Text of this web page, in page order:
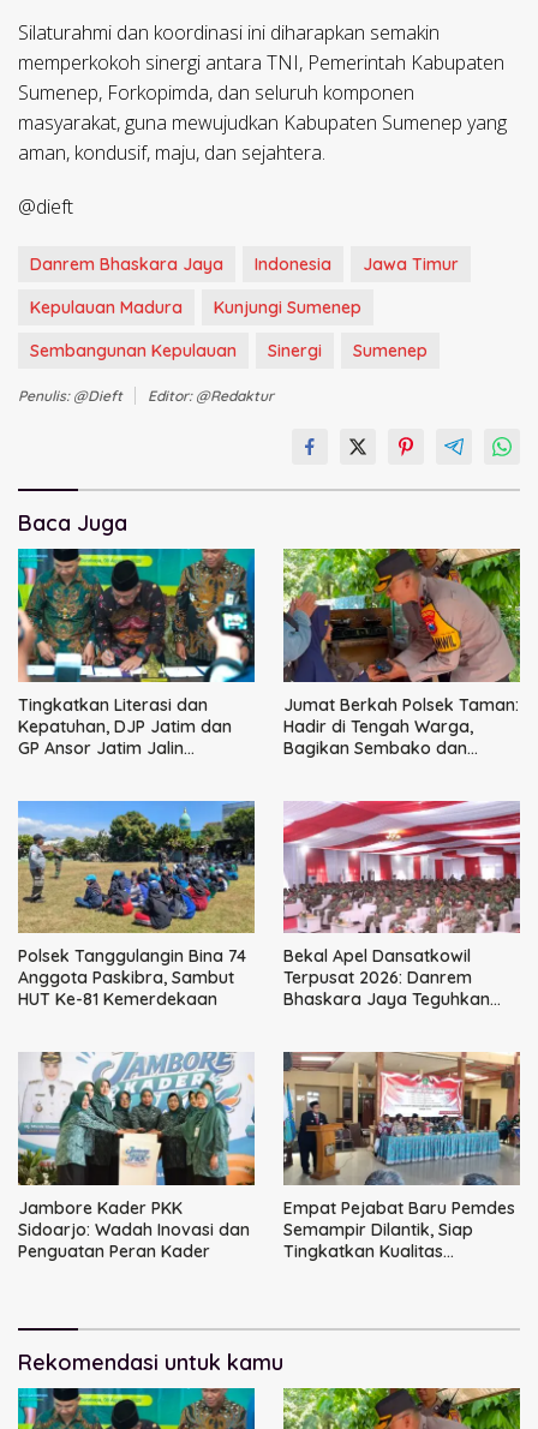
Silaturahmi dan koordinasi ini diharapkan semakin
memperkokoh sinergi antara TNI, Pemerintah Kabupaten
Sumenep, Forkopimda, dan seluruh komponen
masyarakat, guna mewujudkan Kabupaten Sumenep yang
aman, kondusif, maju, dan sejahtera.
@dieft
Danrem Bhaskara Jaya Indonesia
Jawa Timur
Kepulauan Madura
Kunjungi Sumenep
Sembangunan Kepulauan
Sinergi Sumenep
Penulis: @dieft Editor: @redaktur
Baca Juga
Tingkatkan Literasi dan
Kepatuhan, DJP Jatim dan
GP Ansor Jatim Jalin
Jumat Berkah Polsek Taman:
Hadir di Tengah Warga,
Bagikan Sembako dan
Polsek Tanggulangin Bina 74
Anggota Paskibra, Sambut
HUT Ke-81 Kemerdekaan
Bekal Apel Dansatkowil
Terpusat 2026: Danrem
Bhaskara Jaya Teguhkan
Jambore Kader PKK
Sidoarjo: Wadah Inovasi dan
Penguatan Peran Kader
Empat Pejabat Baru Pemdes
Semampir Dilantik, Siap
Tingkatkan Kualitas
Rekomendasi untuk kamu